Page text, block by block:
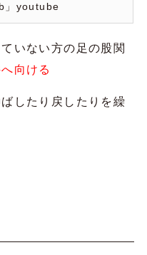
」youtube
いない方の足の股関
向ける
したり戻したりを繰